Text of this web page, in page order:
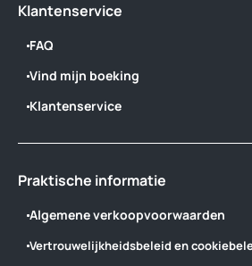
Klantenservice
FAQ
Vind mijn boeking
Klantenservice
Praktische informatie
Algemene verkoopvoorwaarden
Vertrouwelijkheidsbeleid en